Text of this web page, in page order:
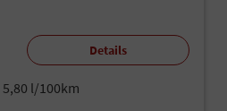
Details
5,80 l/100km